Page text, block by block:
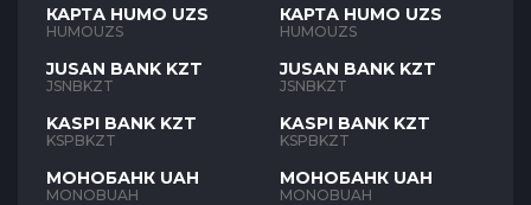
КАРТА HUMO UZS
HUMOUZS
JUSAN BANK KZT
JSNBKZT
KASPI BANK KZT
KSPBKZT
МОНОБАНК UAH
MONOBUAH
КАРТА HUMO UZS
HUMOUZS
JUSAN BANK KZT
JSNBKZT
KASPI BANK KZT
KSPBKZT
МОНОБАНК UAH
MONOBUAH